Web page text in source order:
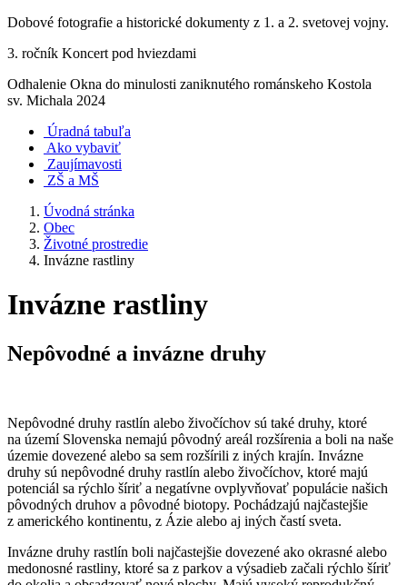
Dobové fotografie a historické dokumenty z 1. a 2. svetovej vojny.
3. ročník Koncert pod hviezdami
Odhalenie Okna do minulosti zaniknutého románskeho Kostola
sv. Michala 2024
Úradná tabuľa
Ako vybaviť
Zaujímavosti
ZŠ a MŠ
Úvodná stránka
Obec
Životné prostredie
Invázne rastliny
Invázne rastliny
Nepôvodné a invázne druhy
Nepôvodné druhy rastlín alebo živočíchov sú také druhy, ktoré
na území Slovenska nemajú pôvodný areál rozšírenia a boli na naše
územie dovezené alebo sa sem rozšírili z iných krajín. Invázne
druhy sú nepôvodné druhy rastlín alebo živočíchov, ktoré majú
potenciál sa rýchlo šíriť a negatívne ovplyvňovať populácie našich
pôvodných druhov a pôvodné biotopy. Pochádzajú najčastejšie
z amerického kontinentu, z Ázie alebo aj iných častí sveta.
Invázne druhy rastlín boli najčastejšie dovezené ako okrasné alebo
medonosné rastliny, ktoré sa z parkov a výsadieb začali rýchlo šíriť